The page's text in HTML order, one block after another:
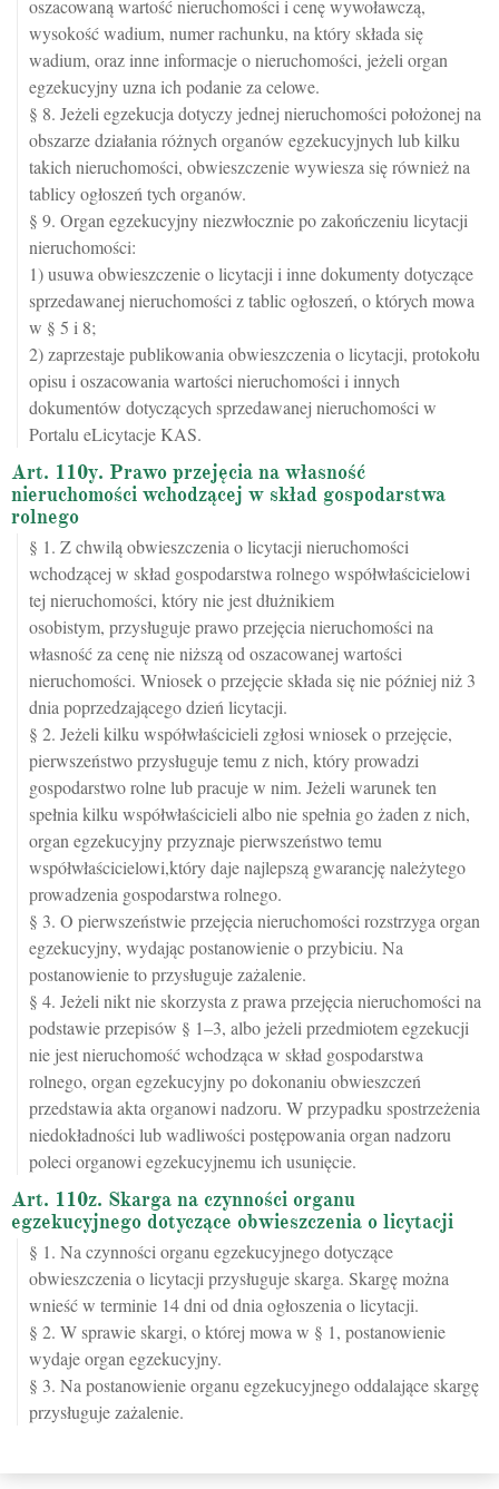
oszacowaną wartość nieruchomości i cenę wywoławczą,
wysokość wadium, numer rachunku, na który składa się
wadium, oraz inne informacje o nieruchomości, jeżeli organ
egzekucyjny uzna ich podanie za celowe.
§ 8. Jeżeli egzekucja dotyczy jednej nieruchomości położonej na
obszarze działania różnych organów egzekucyjnych lub kilku
takich nieruchomości, obwieszczenie wywiesza się również na
tablicy ogłoszeń tych organów.
§ 9. Organ egzekucyjny niezwłocznie po zakończeniu licytacji
nieruchomości:
1) usuwa obwieszczenie o licytacji i inne dokumenty dotyczące
sprzedawanej nieruchomości z tablic ogłoszeń, o których mowa
w § 5 i 8;
2) zaprzestaje publikowania obwieszczenia o licytacji, protokołu
opisu i oszacowania wartości nieruchomości i innych
dokumentów dotyczących sprzedawanej nieruchomości w
Portalu eLicytacje KAS.
Art. 110y. Prawo przejęcia na własność
nieruchomości wchodzącej w skład gospodarstwa
rolnego
§ 1. Z chwilą obwieszczenia o licytacji nieruchomości
wchodzącej w skład gospodarstwa rolnego współwłaścicielowi
tej nieruchomości, który nie jest dłużnikiem
osobistym, przysługuje prawo przejęcia nieruchomości na
własność za cenę nie niższą od oszacowanej wartości
nieruchomości. Wniosek o przejęcie składa się nie później niż 3
dnia poprzedzającego dzień licytacji.
§ 2. Jeżeli kilku współwłaścicieli zgłosi wniosek o przejęcie,
pierwszeństwo przysługuje temu z nich, który prowadzi
gospodarstwo rolne lub pracuje w nim. Jeżeli warunek ten
spełnia kilku współwłaścicieli albo nie spełnia go żaden z nich,
organ egzekucyjny przyznaje pierwszeństwo temu
współwłaścicielowi,który daje najlepszą gwarancję należytego
prowadzenia gospodarstwa rolnego.
§ 3. O pierwszeństwie przejęcia nieruchomości rozstrzyga organ
egzekucyjny, wydając postanowienie o przybiciu. Na
postanowienie to przysługuje zażalenie.
§ 4. Jeżeli nikt nie skorzysta z prawa przejęcia nieruchomości na
podstawie przepisów § 1–3, albo jeżeli przedmiotem egzekucji
nie jest nieruchomość wchodząca w skład gospodarstwa
rolnego, organ egzekucyjny po dokonaniu obwieszczeń
przedstawia akta organowi nadzoru. W przypadku spostrzeżenia
niedokładności lub wadliwości postępowania organ nadzoru
poleci organowi egzekucyjnemu ich usunięcie.
Art. 110z. Skarga na czynności organu
egzekucyjnego dotyczące obwieszczenia o licytacji
§ 1. Na czynności organu egzekucyjnego dotyczące
obwieszczenia o licytacji przysługuje skarga. Skargę można
wnieść w terminie 14 dni od dnia ogłoszenia o licytacji.
§ 2. W sprawie skargi, o której mowa w § 1, postanowienie
wydaje organ egzekucyjny.
§ 3. Na postanowienie organu egzekucyjnego oddalające skargę
przysługuje zażalenie.